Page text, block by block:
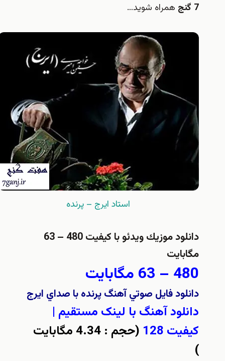
7 گنج
همراه شويد…
استاد ايرج – پرنده
دانلود موزيك ويدئو با کیفیت 480 – 63
مگابایت
480 – 63 مگابایت
دانلود فايل صوتي آهنگ پرنده با صداي ايرج
دانلود آهنگ با لینک مستقيم |
کیفیت 128
(
حجم : 4.34 مگابایت
)